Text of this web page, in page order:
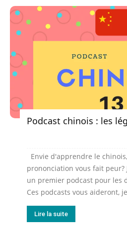
Podcast chinois : les
Envie d'apprendre le
prononciation vous fait peur?
un premier podcast pour les
Ces podcasts vous aideront,
Lire la suite